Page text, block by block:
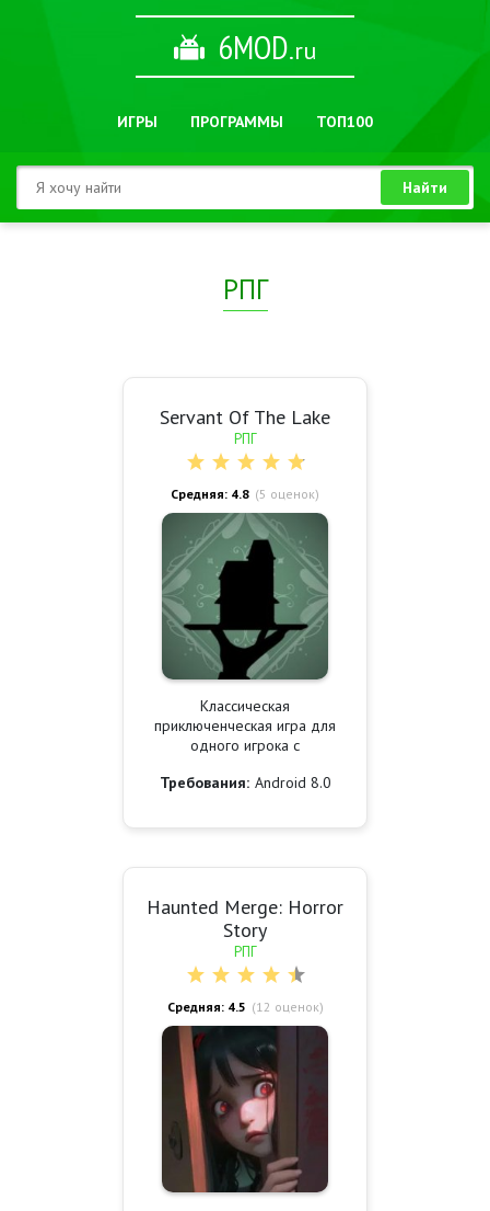
6MOD.ru
ИГРЫ ПРОГРАММЫ ТОП100
Найти
РПГ
Servant Of The Lake
РПГ
Средняя: 4.8 (5 оценок)
Классическая
приключенческая игра для
одного игрока с
Требования: Android 8.0
Haunted Merge: Horror
Story
РПГ
Средняя: 4.5 (12 оценок)